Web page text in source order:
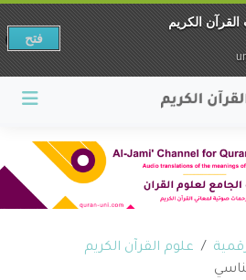
علوم القرآن الكريم
الكريم
فتح